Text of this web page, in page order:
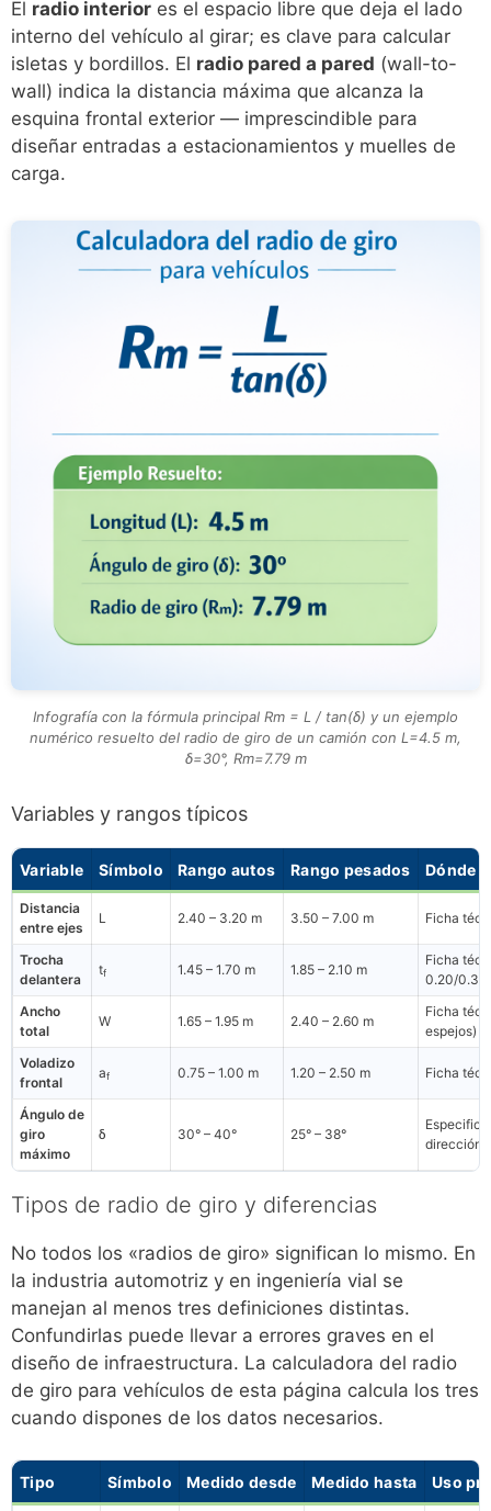
El radio interior es el espacio libre que deja el lado
interno del vehículo al girar; es clave para calcular
isletas y bordillos. El radio pared a pared (wall-to-
wall) indica la distancia máxima que alcanza la
esquina frontal exterior — imprescindible para
diseñar entradas a estacionamientos y muelles de
carga.
Infografía con la fórmula principal Rm = L / tan(δ) y un ejemplo
numérico resuelto del radio de giro de un camión con L=4.5 m,
δ=30°, Rm=7.79 m
Variables y rangos típicos
Variable Símbolo Rango autos Rango pesados Dónde
Distancia
entre ejes
L 2.40 – 3.20 m 3.50 – 7.00 m Ficha
Trocha
delantera
tf 1.45 – 1.70 m 1.85 – 2.10 m
Ficha
0.20/0.30
Ancho
total
W 1.65 – 1.95 m 2.40 – 2.60 m
Ficha
espejos)
Voladizo
frontal
af 0.75 – 1.00 m 1.20 – 2.50 m Ficha
Ángulo de
giro
máximo
δ 30° – 40° 25° – 38°
dirección
Tipos de radio de giro y diferencias
No todos los «radios de giro» significan lo mismo. En
la industria automotriz y en ingeniería vial se
manejan al menos tres definiciones distintas.
Confundirlas puede llevar a errores graves en el
diseño de infraestructura. La calculadora del radio
de giro para vehículos de esta página calcula los tres
cuando dispones de los datos necesarios.
Tipo Símbolo Medido desde Medido hasta Uso